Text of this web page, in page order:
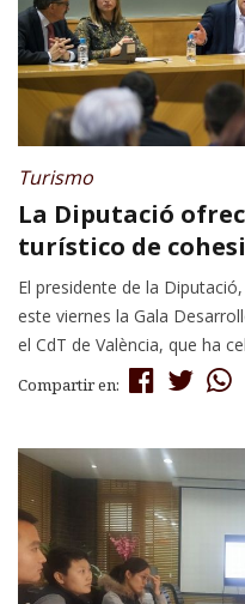
Turismo
La Diputació
turístico de
El presidente de la
este viernes la Gala
el CdT de València, que ha
Compartir en: